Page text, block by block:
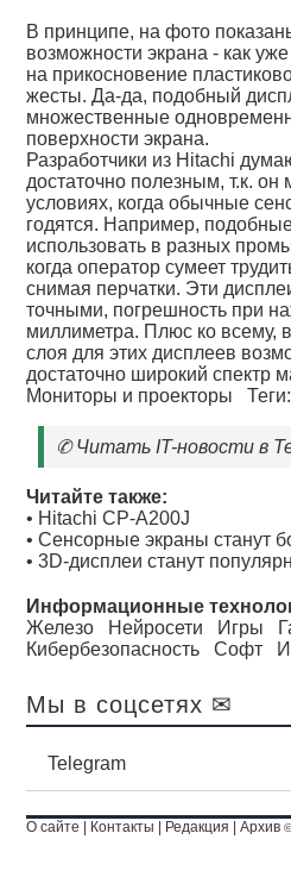
В принципе, на фото
возможности экрана - как
на прикосновение
жесты. Да-да, подобный
множественные
поверхности экрана.
Разработчики из Hitachi
достаточно полезным, т.к. он
условиях, когда обычные
годятся. Например,
использовать в разных
когда оператор сумеет
снимая перчатки. Эти
точными, погрешность при
миллиметра. Плюс ко всему,
слоя для этих дисплеев
достаточно широкий спектр
Мониторы и проекторы Теги:
✆Читать IT-новости в
Читайте также:
• Hitachi CP-A200J
•Сенсорные экраны станут
•3D-дисплеи станут
Информационные
Железо
Нейросети Игры
Кибербезопасность
Софт
Мы в соцсетях ✉
Telegram
О сайте Контакты Редакция |Архив